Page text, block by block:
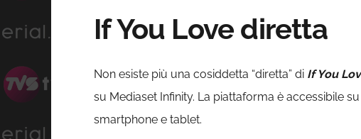
If You Love diretta
Non esiste più una cosiddetta “diretta” di If You
su Mediaset Infinity. La piattaforma è accessibile
smartphone e tablet.